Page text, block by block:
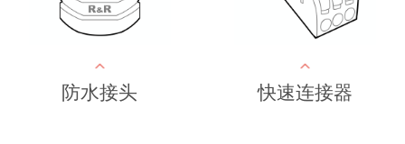
防水接头 快速连接器